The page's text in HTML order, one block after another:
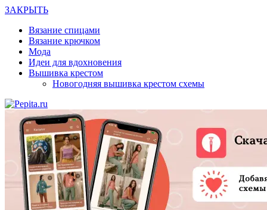
ЗАКРЫТЬ
Вязание спицами
Вязание крючком
Мода
Идеи для вдохновения
Вышивка крестом
Новогодняя вышивка крестом схемы